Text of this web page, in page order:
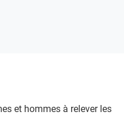
et hommes à relever les